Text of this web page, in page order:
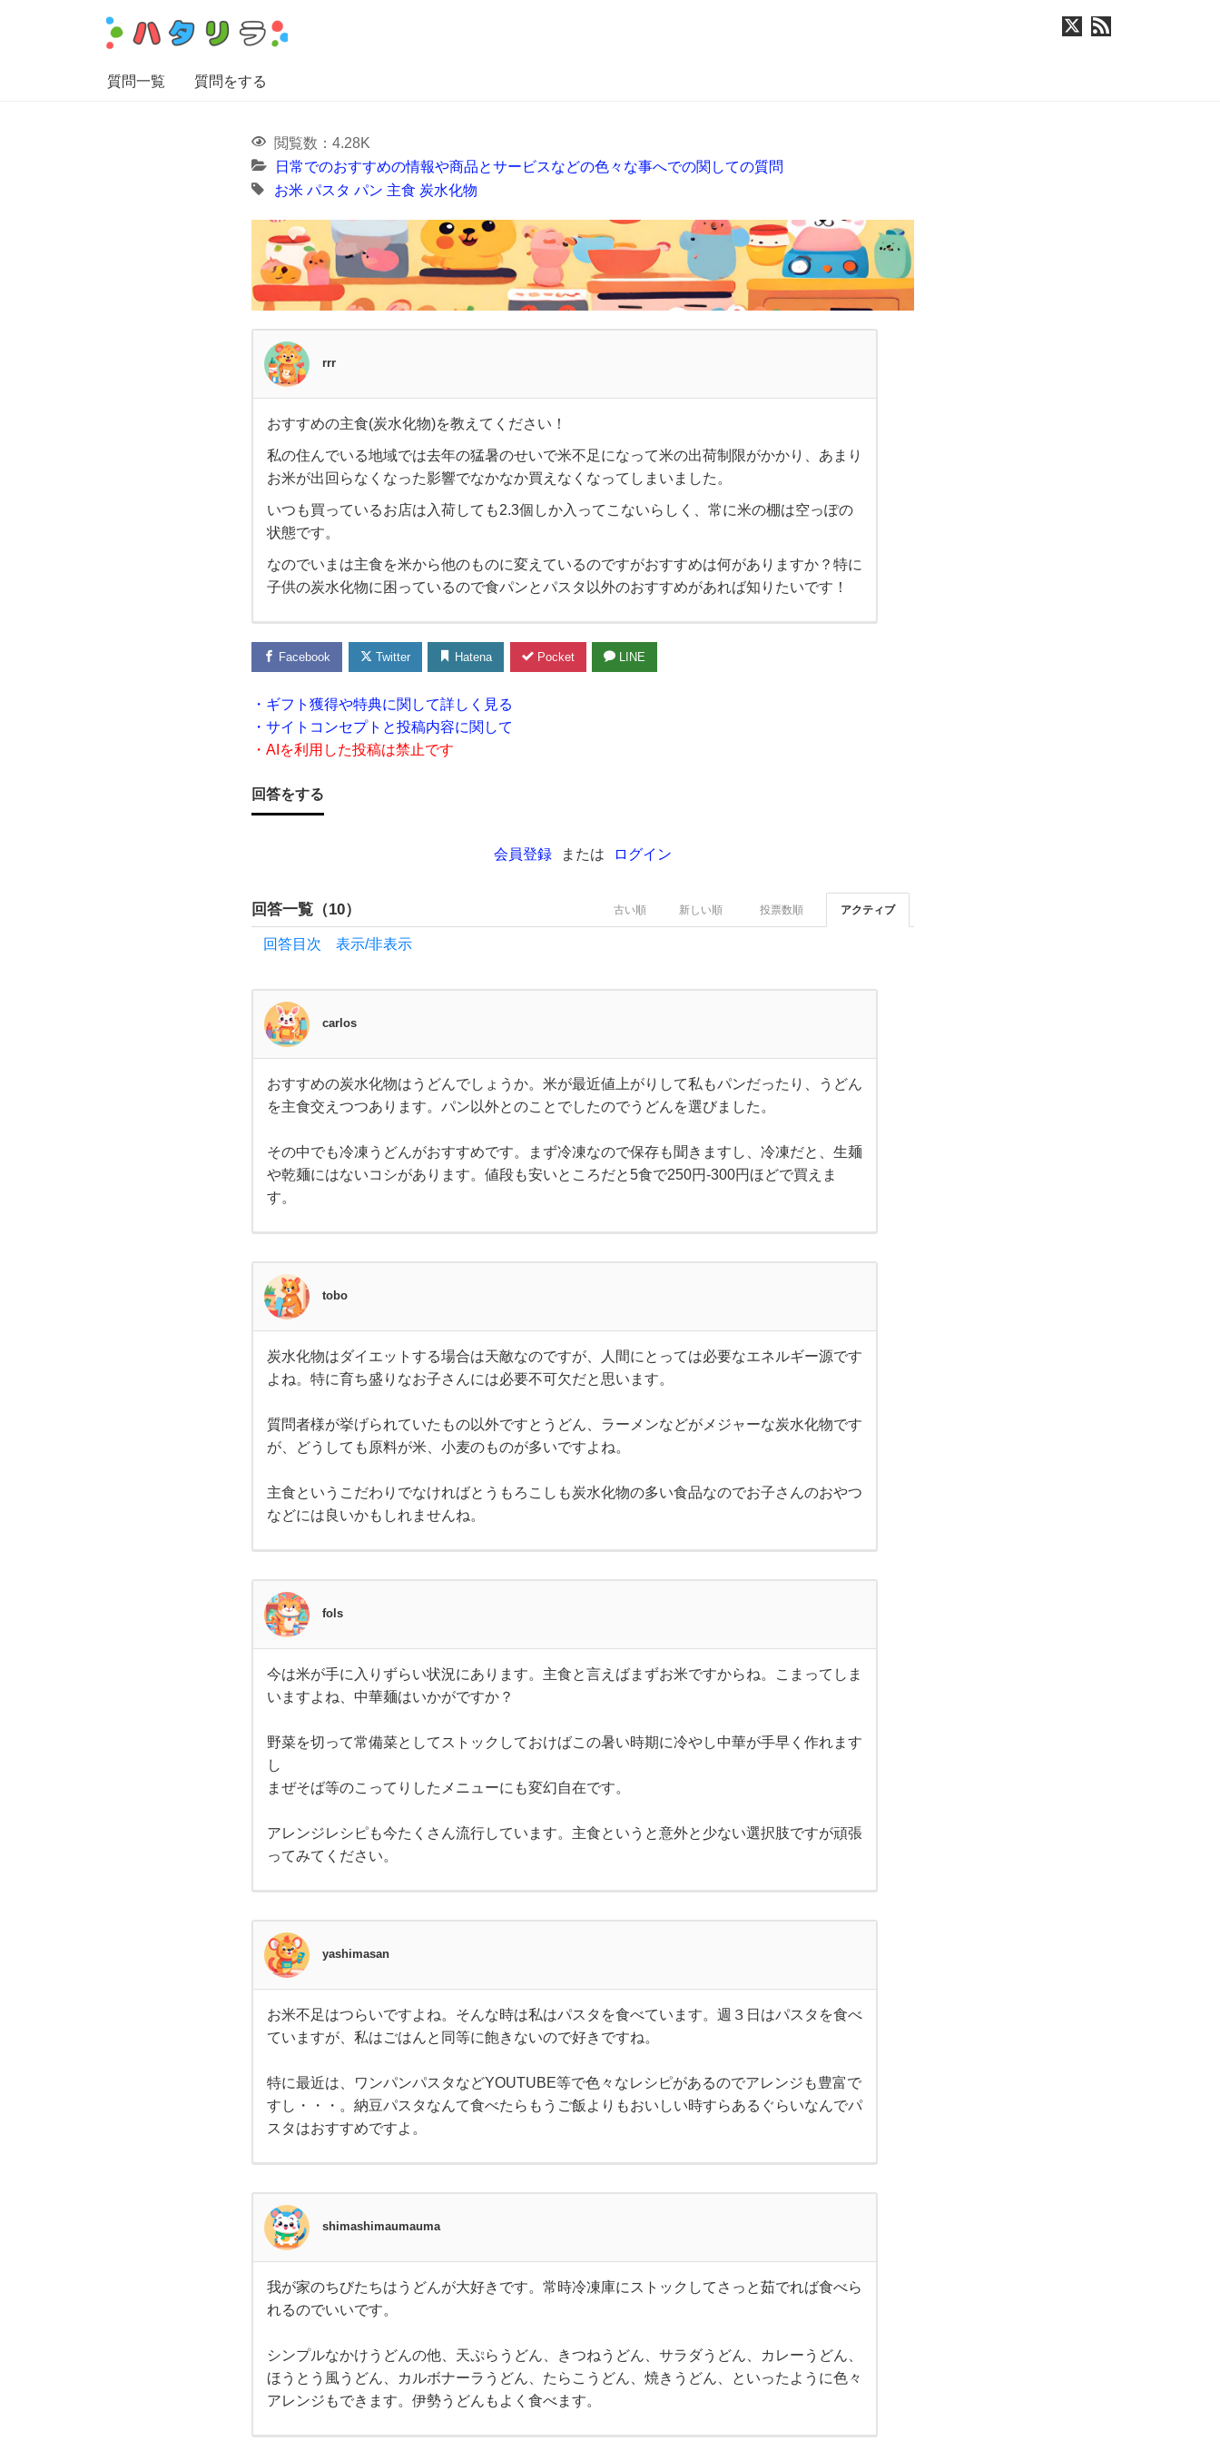
質問一覧 質問をする
閲覧数：4.28K
日常でのおすすめの情報や商品とサービスなどの色々な事へでの関しての質問
お米 パスタ パン 主食 炭水化物
rrr
お
す
す
め
の主
食
(炭
水化
物)
て
だ
さ
い！
私の
住ん
で
い
る地
域で
は去
年の
猛暑
の
せ
い
で米
不足
に
おすすめの主食(炭水化物)を教えてください！
私の住んでいる地域では去年の猛暑のせいで米不足になって米の出荷制限がかかり、あまり
お米が出回らなくなった影響でなかなか買えなくなってしまいました。
いつも買っているお店は入荷しても2.3個しか入ってこないらしく、常に米の棚は空っぽの
状態です。
なのでいまは主食を米から他のものに変えているのですがおすすめは何がありますか？特に
子供の炭水化物に困っているので食パンとパスタ以外のおすすめがあれば知りたいです！
Facebook Twitter Hatena Pocket LINE
・ギフト獲得や特典に関して詳しく見る
・サイトコンセプトと投稿内容に関して
・AIを利用した投稿は禁止です
回答をする
会員登録 または ログイン
回答一覧（10） アクティブ
投票数順
新しい順
古い順
回答目次 表示/非表示
carlos
おす
すめ
物は
うど
んで
しょ
う
米が
がり
して
私も
た
り、
おすすめの炭水化物はうどんでしょうか。米が最近値上がりして私もパンだったり、うどん
を主食交えつつあります。パン以外とのことでしたのでうどんを選びました。
その中でも冷凍うどんがおすすめです。まず冷凍なので保存も聞きますし、冷凍だと、生麺
や乾麺にはないコシがあります。値段も安いところだと5食で250円-300円ほどで買えま
す。
tobo
炭水
化物
ット
する
場合
敵な
ので
す
が、
にと
は必
要な
エネ
ルギ
炭水化物はダイエットする場合は天敵なのですが、人間にとっては必要なエネルギー源です
よね。特に育ち盛りなお子さんには必要不可欠だと思います。
質問者様が挙げられていたもの以外ですとうどん、ラーメンなどがメジャーな炭水化物です
が、どうしても原料が米、小麦のものが多いですよね。
主食というこだわりでなければとうもろこしも炭水化物の多い食品なのでお子さんのおやつ
などには良いかもしれませんね。
fols
今は
米が
ずら
い状
況に
あり
ま
主食
と言
えば
お米
から
ね。
こま
っ
今は米が手に入りずらい状況にあります。主食と言えばまずお米ですからね。こまってしま
いますよね、中華麺はいかがですか？
野菜を切って常備菜としてストックしておけばこの暑い時期に冷やし中華が手早く作れます
し
まぜそば等のこってりしたメニューにも変幻自在です。
アレンジレシピも今たくさん流行しています。主食というと意外と少ない選択肢ですが頑張
ってみてください。
yashimasan
お米
不足
です
よ
ね。
そん
な時
はパ
べて
いま
す。
パス
タ
お米不足はつらいですよね。そんな時は私はパスタを食べています。週３日はパスタを食べ
ていますが、私はごはんと同等に飽きないので好きですね。
特に最近は、ワンパンパスタなどYOUTUBE等で色々なレシピがあるのでアレンジも豊富で
すし・・・。納豆パスタなんて食べたらもうご飯よりもおいしい時すらあるぐらいなんでパ
スタはおすすめですよ。
shimashimaumauma
我が
家の
はう
どん
が大
好き
我が家のちびたちはうどんが大好きです。常時冷凍庫にストックしてさっと茹でれば食べら
れるのでいいです。
シンプルなかけうどんの他、天ぷらうどん、きつねうどん、サラダうどん、カレーうどん、
ほうとう風うどん、カルボナーラうどん、たらこうどん、焼きうどん、といったように色々
アレンジもできます。伊勢うどんもよく食べます。